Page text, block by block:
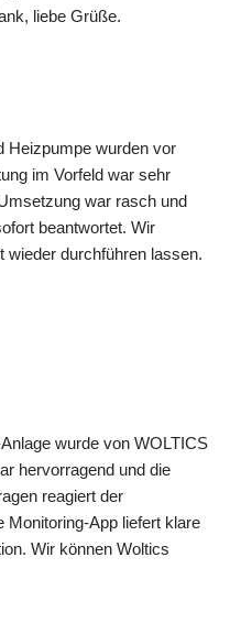
liebe Grüße.
Heizpumpe wurden vor
im Vorfeld war sehr
war rasch und
beantwortet. Wir
wieder durchführen lassen.
wurde von WOLTICS
hervorragend und die
reagiert der
Monitoring-App liefert klare
Wir können Woltics